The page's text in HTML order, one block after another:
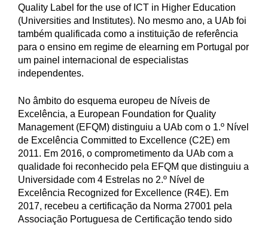
Quality Label for the use of ICT in Higher Education
(Universities and Institutes). No mesmo ano, a UAb foi
também qualificada como a instituição de referência
para o ensino em regime de elearning em Portugal por
um painel internacional de especialistas
independentes.
No âmbito do esquema europeu de Níveis de
Excelência, a European Foundation for Quality
Management (EFQM) distinguiu a UAb com o 1.º Nível
de Excelência Committed to Excellence (C2E) em
2011. Em 2016, o comprometimento da UAb com a
qualidade foi reconhecido pela EFQM que distinguiu a
Universidade com 4 Estrelas no 2.º Nível de
Excelência Recognized for Excellence (R4E). Em
2017, recebeu a certificação da Norma 27001 pela
Associação Portuguesa de Certificação tendo sido